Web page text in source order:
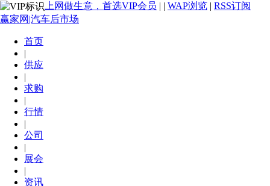
上网做生意，首选VIP会员 | | WAP浏览 | RSS订阅
赢家网|汽车后市场
首页
|
供应
|
求购
|
行情
|
公司
|
展会
|
资讯